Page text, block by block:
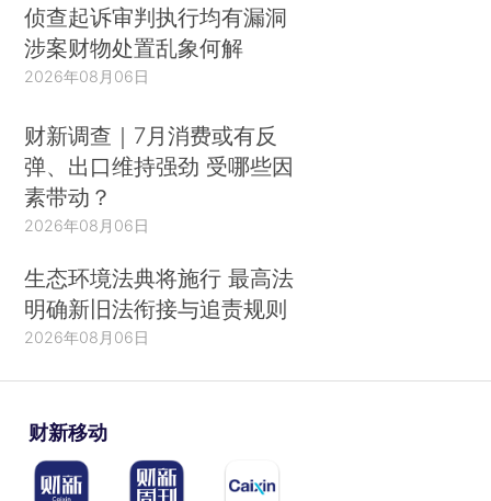
侦查起诉审判执行均有漏洞
涉案财物处置乱象何解
2026年08月06日
财新调查｜7月消费或有反
弹、出口维持强劲 受哪些因
素带动？
2026年08月06日
生态环境法典将施行 最高法
明确新旧法衔接与追责规则
2026年08月06日
财新移动